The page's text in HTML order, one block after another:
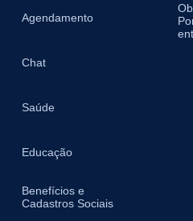
Agendamento
Chat
Saúde
Educação
Benefícios e
Cadastros Sociais